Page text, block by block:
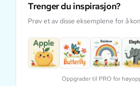
Trenger du inspirasjon?
Prøv et av disse eksemplene for å
Oppgrader til PRO for